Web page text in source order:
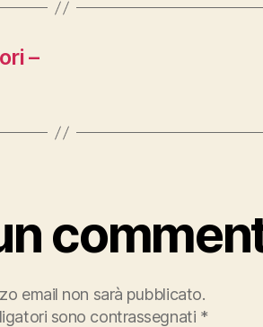
–
email non sarà pubblicato.
sono contrassegnati *